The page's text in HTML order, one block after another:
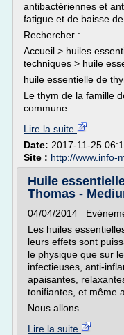
antibactériennes et
fatigue et de baisse
Rechercher :
Accueil > huiles
techniques > huile
huile essentielle de
Le thym de la famille
commune...
Lire la suite
Date: 2017-11-25
Site : http://www.info-
Huile
Thomas -
04/04/2014
Les huiles
leurs effets sont
le physique que sur
infectieuses, anti-
apaisantes,
tonifiantes, et même
Nous allons...
Lire la suite